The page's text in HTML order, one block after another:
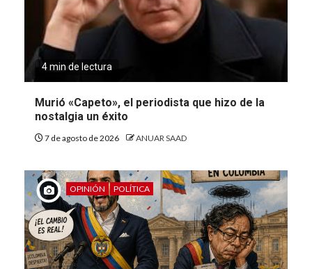
4 min de lectura
Murió «Capeto», el periodista que hizo de la
nostalgia un éxito
7 de agosto de 2026 ANUAR SAAD
OPINIÓN POLÍTICA